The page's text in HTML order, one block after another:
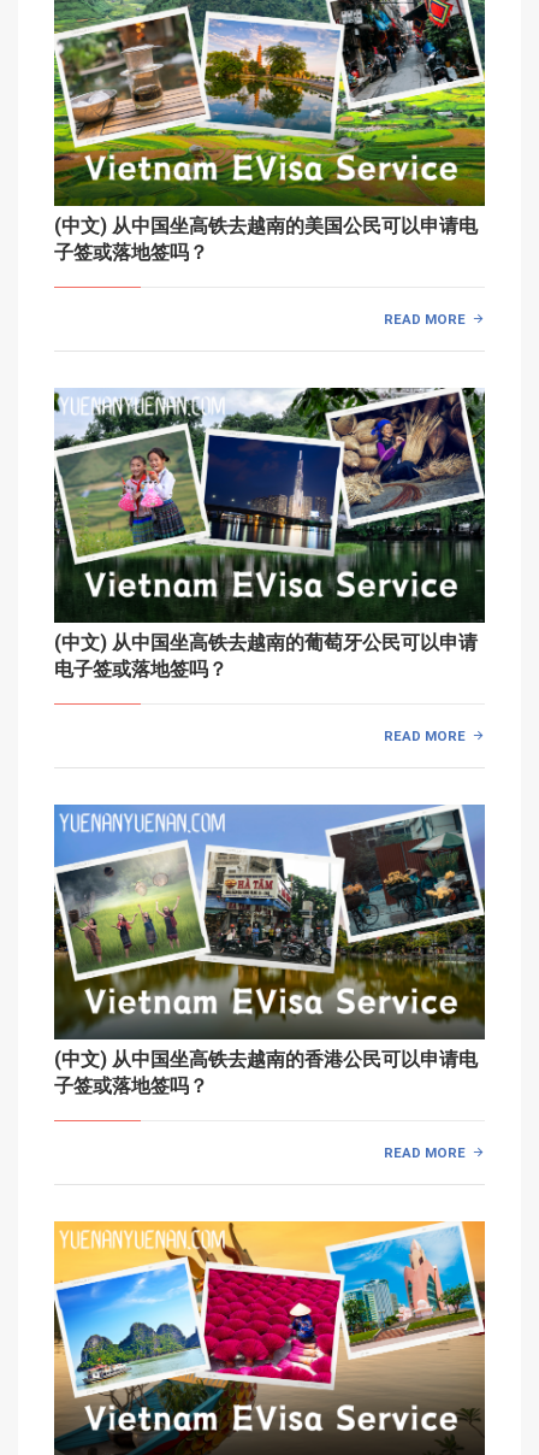
(中文) 从中国坐高铁去越南的美国公民可以申请电
子签或落地签吗？
READ MORE
(中文) 从中国坐高铁去越南的葡萄牙公民可以申请
电子签或落地签吗？
READ MORE
(中文) 从中国坐高铁去越南的香港公民可以申请电
子签或落地签吗？
READ MORE